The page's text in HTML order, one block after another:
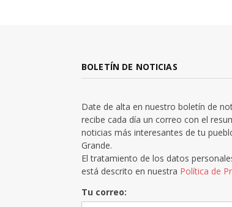
BOLETÍN DE NOTICIAS
Date de alta en nuestro boletín de
recibe cada día un correo con el
noticias más interesantes de tu
Grande.
El tratamiento de los datos
está descrito en nuestra Política de
Tu correo: